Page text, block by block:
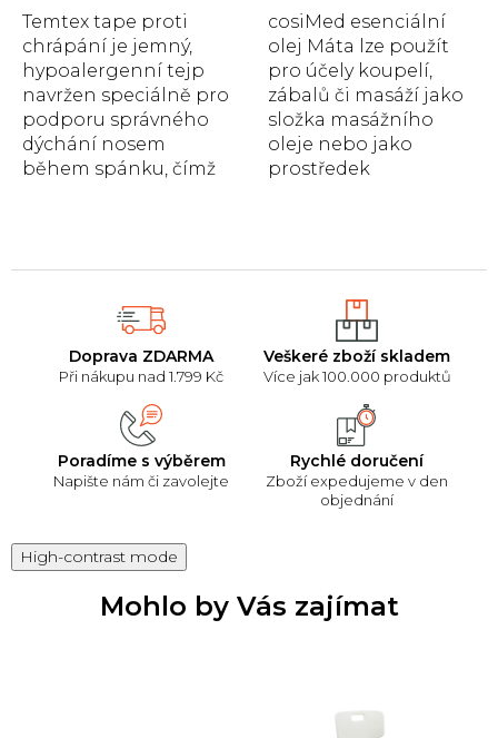
Doprava ZDARMA
Při nákupu nad 1.799 Kč
Veškeré zboží skladem
Více jak 100.000 produktů
Poradíme s výběrem
Napište nám či zavolejte
Rychlé doručení
Zboží expedujeme v den
objednání
Temtex tape proti
chrápání je jemný,
hypoalergenní tejp
navržen speciálně pro
podporu správného
dýchání nosem
během spánku, čímž
cosiMed esenciální
olej Máta lze použít
pro účely koupelí,
zábalů či masáží jako
složka masážního
oleje nebo jako
prostředek
High-contrast mode
Mohlo by Vás zajímat